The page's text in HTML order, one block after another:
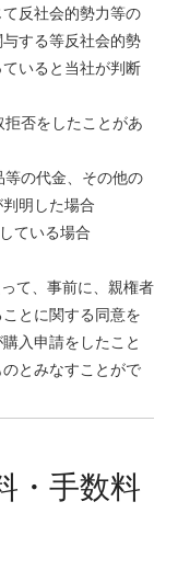
反社会的勢力等の
する等反社会的勢
いると当社が判断
否をしたことがあ
の代金、その他の
明した場合
ている場合
て、事前に、親権者
とに関する同意を
入申請をしたこと
とみなすことがで
・手数料